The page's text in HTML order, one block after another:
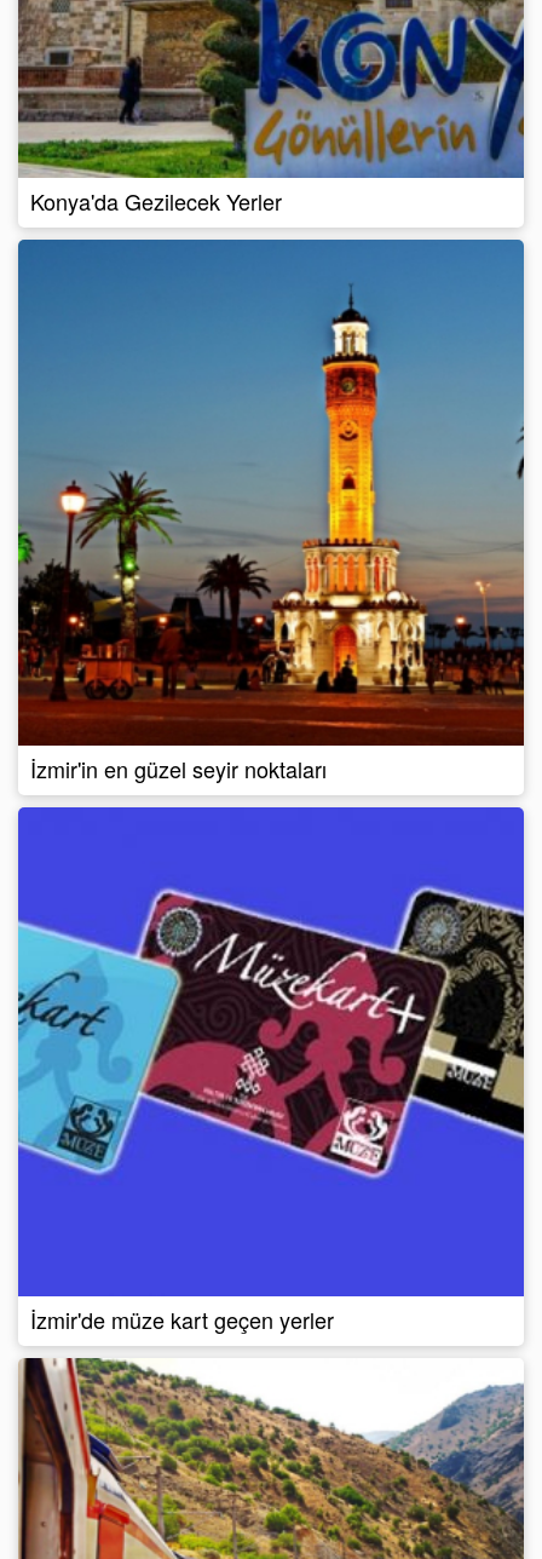
Konya'da Gezilecek Yerler
İzmir'in en güzel seyir noktaları
İzmir'de müze kart geçen yerler